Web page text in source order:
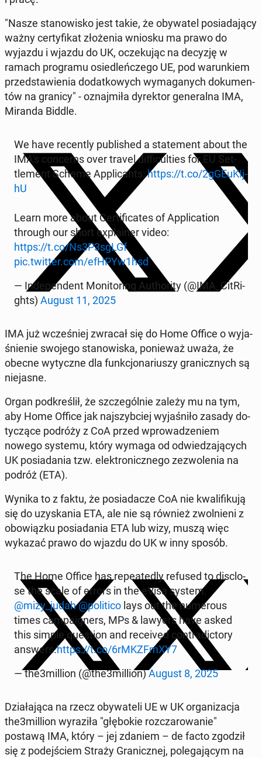
"Nasze sta­no­wi­sko jest takie, że oby­wa­tel po­sia­da­ją­cy
ważny cer­ty­fi­kat zło­że­nia wniosku ma prawo do
wyjazdu i wjazdu do UK, ocze­ku­jąc na decyzję w
ramach pro­gra­mu osie­dleń­cze­go UE, pod wa­run­kiem
przed­sta­wie­nia do­dat­ko­wych wy­ma­ga­nych do­ku­men­
tów na granicy" - oznaj­mi­ła dy­rek­tor ge­ne­ral­na IMA,
Miranda Biddle.
We have re­cen­tly pu­bli­shed a sta­te­ment about the
IMA's con­cerns over travel dif­fi­cul­ties for EU Set­
tle­ment Scheme Ap­pli­cants:https://t.co/2gGEu­KIj­
hU
Learn more about Cer­ti­fi­ca­tes of Ap­pli­ca­tion
through our short expla­iner video:
https://t.co/Ns3P3sgLGf
pic.twitter.com/efHPYw1hsd
— In­de­pen­dent Mo­ni­to­ring Au­tho­ri­ty (@IMA_Ci­tRi­
ghts) August 11, 2025
IMA już wcze­śniej zwracał się do Home Office o wy­ja­
śnie­nie swojego sta­no­wi­ska, po­nie­waż uważa, że
obecne wy­tycz­ne dla funk­cjo­na­riu­szy gra­nicz­nych są
nie­ja­sne.
Organ pod­kre­ślił, że szcze­gól­nie zależy mu na tym,
aby Home Office jak naj­szyb­ciej wy­ja­śni­ło zasady do­
ty­czą­ce podróży z CoA przed wpro­wa­dze­niem
nowego systemu, który wymaga od od­wie­dza­ją­cych
UK po­sia­da­nia tzw. elek­tro­nicz­ne­go ze­zwo­le­nia na
podróż (ETA).
Wynika to z faktu, że po­sia­da­cze CoA nie kwa­li­fi­ku­ją
się do uzy­ska­nia ETA, ale nie są również zwol­nie­ni z
obo­wiąz­ku po­sia­da­nia ETA lub wizy, muszą więc
wykazać prawo do wjazdu do UK w inny sposób.
The Home Office has re­pe­ate­dly refused to di­sc­lo­
se the scale of errors in the eVisa system.
@mizy_judah@po­li­ti­co lays out the nu­me­ro­us
times cam­pa­igners, MPs & lawyers have asked
this simple qu­estion and re­ce­ived con­tra­dic­to­ry
answers.https://t.co/6rMKZF­mXY7
— the3million (@the3million)August 8, 2025
Dzia­ła­ją­ca na rzecz oby­wa­te­li UE w UK or­ga­ni­za­cja
the3million wy­ra­zi­ła "głę­bo­kie roz­cza­ro­wa­nie"
postawą IMA, który – jej zdaniem – de facto zgodził
się z po­dej­ściem Straży Gra­nicz­nej, po­le­ga­ją­cym na